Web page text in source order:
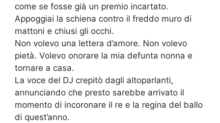
come se fosse già un premio incartato.
Appoggiai la schiena contro il freddo muro di
mattoni e chiusi gli occhi.
Non volevo una lettera d’amore. Non volevo
pietà. Volevo onorare la mia defunta nonna e
tornare a casa.
La voce del DJ crepitò dagli altoparlanti,
annunciando che presto sarebbe arrivato il
momento di incoronare il re e la regina del ballo
di quest’anno.